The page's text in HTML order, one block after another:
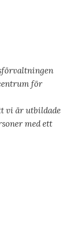
för
vi är utbildade
med ett